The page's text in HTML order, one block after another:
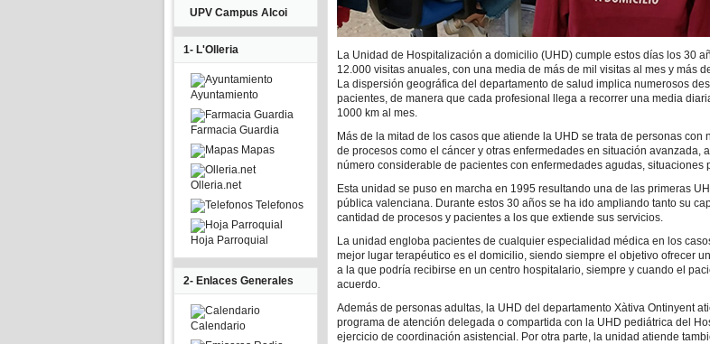
UPV Campus Alcoi
1- L'Olleria
Ayuntamiento
Farmacia Guardia
Mapas
Olleria.net
Telefonos
Hoja Parroquial
2- Enlaces Generales
Calendario
La Unidad de Hospitalización a domicilio (UHD) cumple estos días los 30
12.000 visitas anuales, con una media de más de mil visitas al mes y más
La dispersión geográfica del departamento de salud implica numerosos
pacientes, de manera que cada profesional llega a recorrer una media
1000 km al mes.
Más de la mitad de los casos que atiende la UHD se trata de personas
de procesos como el cáncer y otras enfermedades en situación avanzada,
número considerable de pacientes con enfermedades agudas, situaciones
Esta unidad se puso en marcha en 1995 resultando una de las primeras
pública valenciana. Durante estos 30 años se ha ido ampliando tanto su
cantidad de procesos y pacientes a los que extiende sus servicios.
La unidad engloba pacientes de cualquier especialidad médica en los
mejor lugar terapéutico es el domicilio, siendo siempre el objetivo ofrecer
a la que podría recibirse en un centro hospitalario, siempre y cuando el
acuerdo.
Además de personas adultas, la UHD del departamento Xàtiva Ontinyent
programa de atención delegada o compartida con la UHD pediátrica del
ejercicio de coordinación asistencial. Por otra parte, la unidad atiende